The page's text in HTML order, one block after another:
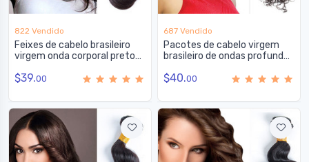
822 Vendido
Feixes de cabelo brasileiro
virgem onda corporal preto
$39.00
687 Vendido
Pacotes de cabelo virgem
brasileiro de ondas profundas
$40.00